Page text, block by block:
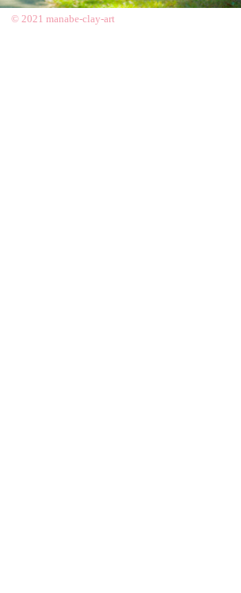
© 2021 manabe-clay-art